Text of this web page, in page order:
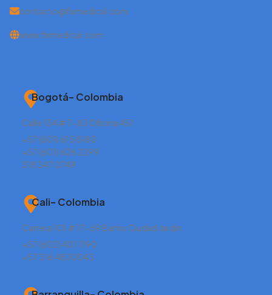
contacto@fixmedical.com
www.fixmedical.com
Bogotá– Colombia
Calle 134 # 7-83 Oficina 451
+57 (601) 615 8180
+57 (601) 626 2299
318 347 0749
Cali– Colombia
Carrera 101 # 17-69 Barrio Ciudad Jardín
+57 (602) 401 1190
+57 316 4830043